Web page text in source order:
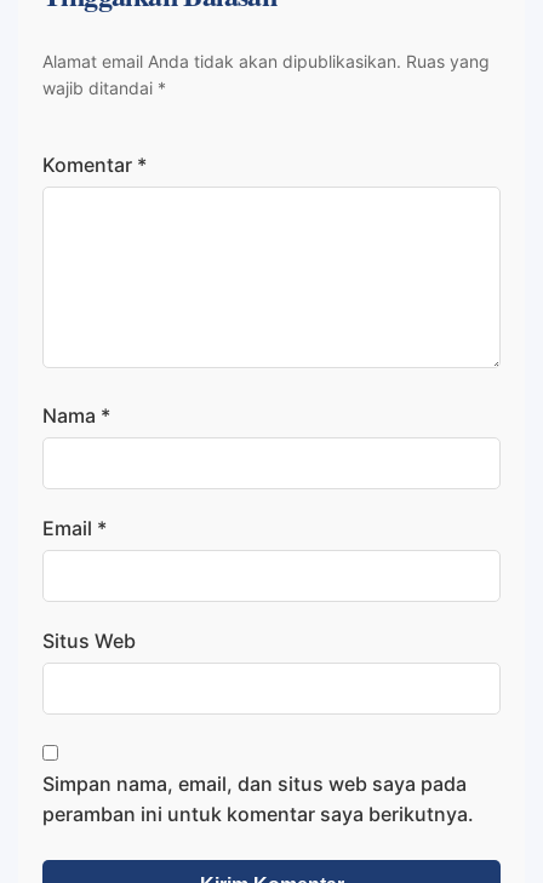
Alamat email Anda tidak akan dipublikasikan. Ruas yang
wajib ditandai *
Komentar *
Nama *
Email *
Situs Web
Simpan nama, email, dan situs web saya pada
peramban ini untuk komentar saya berikutnya.